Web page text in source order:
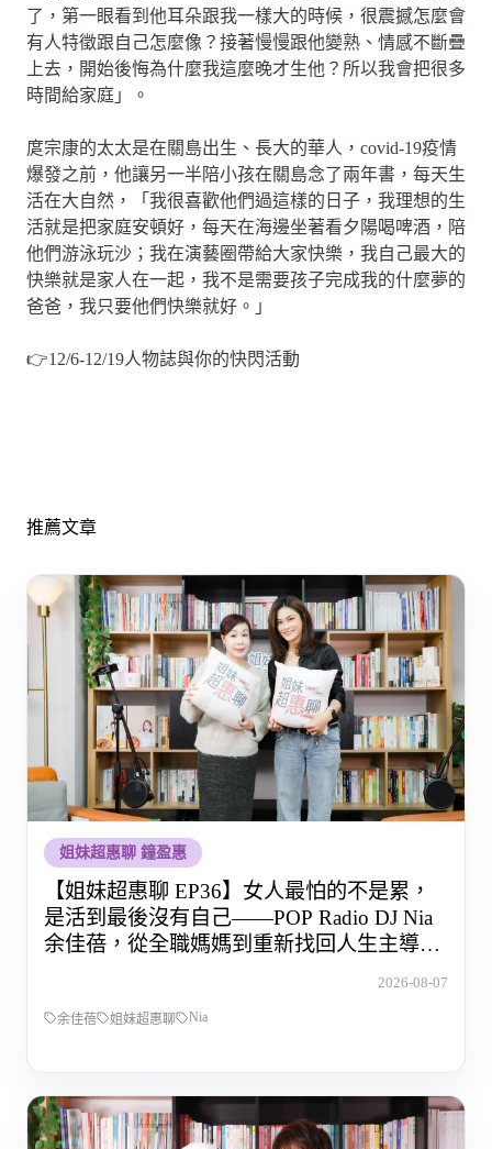
了，第一眼看到他耳朵跟我一樣大的時候，很震撼怎麼會
有人特徵跟自己怎麼像？接著慢慢跟他變熟、情感不斷疊
上去，開始後悔為什麼我這麼晚才生他？所以我會把很多
時間給家庭」。
庹宗康的太太是在關島出生、長大的華人，covid-19疫情
爆發之前，他讓另一半陪小孩在關島念了兩年書，每天生
活在大自然，「我很喜歡他們過這樣的日子，我理想的生
活就是把家庭安頓好，每天在海邊坐著看夕陽喝啤酒，陪
他們游泳玩沙；我在演藝圈帶給大家快樂，我自己最大的
快樂就是家人在一起，我不是需要孩子完成我的什麼夢的
爸爸，我只要他們快樂就好。」
👉12/6-12/19人物誌與你的快閃活動
推薦文章
姐妹超惠聊 鐘盈惠
【姐妹超惠聊 EP36】女人最怕的不是累，
是活到最後沒有自己——POP Radio DJ Nia
余佳蓓，從全職媽媽到重新找回人生主導權
2026-08-07
余佳蓓 姐妹超惠聊 Nia